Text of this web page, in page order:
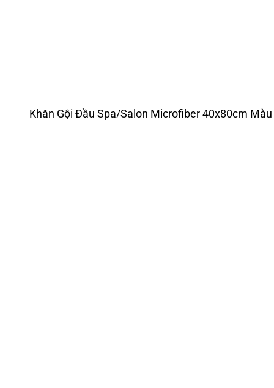
Khăn Gội Đầu Spa/Salon Microfiber 40x80cm